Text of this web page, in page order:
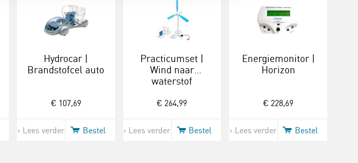
Hydrocar |
Brandstofcel auto
€ 107,69
Lees verder Bestel
Practicumset |
Wind naar
waterstof
€ 264,99
Lees verder Bestel
Energiemonitor |
Horizon
€ 228,69
Lees verder Bestel